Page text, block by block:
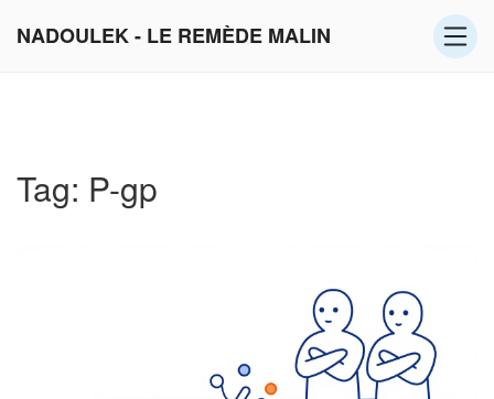
NADOULEK - LE REMÈDE MALIN
Tag: P-gp